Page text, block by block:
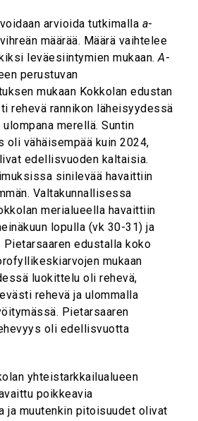
arvioida tutkimalla a-
määrää. Määrä vaihtelee
leväesiintymien mukaan.A-
perustuvan
mukaan Kokkolan edustan
rehevä rannikon läheisyydessä
merellä. Suntin
oli vähäisempää kuin 2024,
edellisvuoden kaltaisia.
sinilevää havaittiin
Valtakunnallisessa
merialueella havaittiin
lopulla (vk 30-31) ja
Pietarsaaren edustalla koko
mukaan
luokittelu oli rehevä,
rehevä ja ulommalla
Pietarsaaren
oli edellisvuotta
yhteistarkkailualueen
poikkeavia
ja muutenkin pitoisuudet olivat